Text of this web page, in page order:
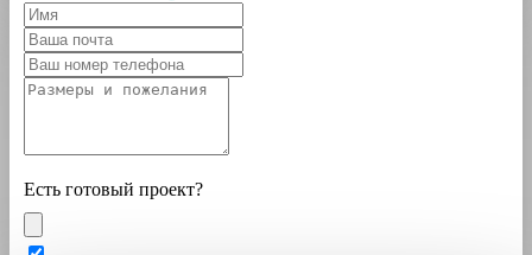
Есть готовый проект?